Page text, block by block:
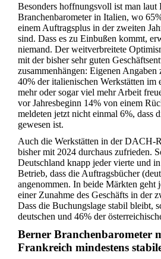
Besonders hoffnungsvoll ist man laut
Branchenbarometer in Italien, wo
einem Auftragsplus in der zweiten
sind. Dass es zu Einbußen kommt,
niemand. Der weitverbreitete
mit der bisher sehr guten
zusammenhängen: Eigenen
40% der italienischen Werkstätten im
mehr oder sogar viel mehr Arbeit
vor Jahresbeginn 14% von einem
meldeten jetzt nicht einmal 6%, dass
gewesen ist.
Auch die Werkstätten in der DACH-
bisher mit 2024 durchaus zufrieden.
Deutschland knapp jeder vierte und
Betrieb, dass die Auftragsbücher
angenommen. In beide Märkten geht
einer Zunahme des Geschäfts in der
Dass die Buchungslage stabil bleibt,
deutschen und 46% der
Berner Branchenbarometer
Frankreich mindestens